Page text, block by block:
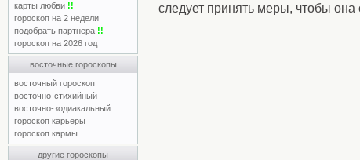
карты любви !!
гороскоп на 2 недели
подобрать партнера !!
гороскоп на 2026 год
восточные гороскопы
восточный гороскоп
восточно-стихийный
восточно-зодиакальный
гороскоп карьеры
гороскоп кармы
другие гороскопы
следует принять меры, чтобы она